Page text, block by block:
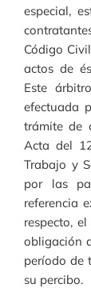
especial,
Código
actos de
Este
efectuada
trámite de
Acta del
Trabajo y
por las
referencia
respecto,
obligación
período de
su percibo.